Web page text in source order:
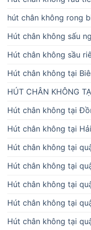
hút chân không rong
Hút chân không sấu
Hút chân không sầu
Hút chân không tại
HÚT CHÂN KHÔNG
Hút chân không tại
Hút chân không tại
Hút chân không tại
Hút chân không tại
Hút chân không tại
Hút chân không tại
Hút chân không tại